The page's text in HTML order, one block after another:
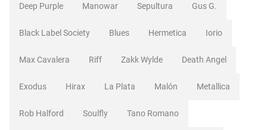
Deep Purple Manowar Sepultura Gus G.
Black Label Society Blues Hermetica Iorio
Max Cavalera Riff Zakk Wylde Death Angel
Exodus Hirax La Plata Malón Metallica
Rob Halford Soulfly Tano Romano